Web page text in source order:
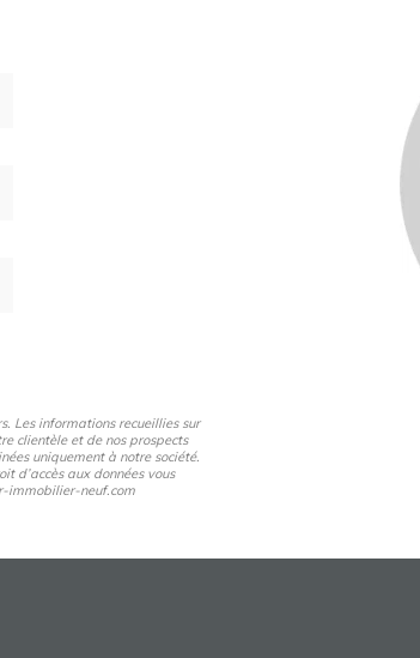
Les informations recueillies sur
clientèle et de nos prospects
uniquement à notre société.
d’accès aux données vous
immobilier-neuf.com